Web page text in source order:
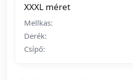
XXXL méret
Mellkas:
Derék:
Csípő: